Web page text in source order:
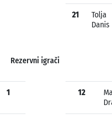
21
Tolja
Danis
Rezervni igrači
1 12